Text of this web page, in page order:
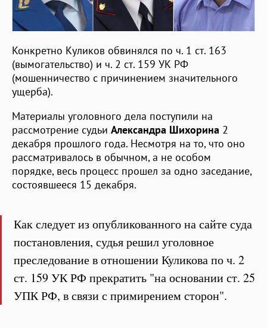
Конкретно Куликов обвинялся по ч. 1 ст. 163
(вымогательство) и ч. 2 ст. 159 УК РФ
(мошенничество с причинением значительного
ущерба).
Материалы уголовного дела поступили на
рассмотрение судьи Александра Шихорина 2
декабря прошлого года. Несмотря на то, что оно
рассматривалось в обычном, а не особом
порядке, весь процесс прошел за одно заседание,
состоявшееся 15 декабря.
Как следует из опубликованного на сайте суда
постановления, судья решил уголовное
преследование в отношении Куликова по ч. 2
ст. 159 УК РФ прекратить "на основании ст. 25
УПК РФ, в связи с примирением сторон".